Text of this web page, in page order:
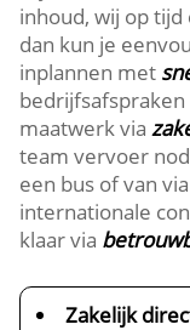
inhoud, wij op
dan kun je
inplannen met
maatwerk via
team vervoer
een bus of van via
internationale
klaar via
Zakelijk